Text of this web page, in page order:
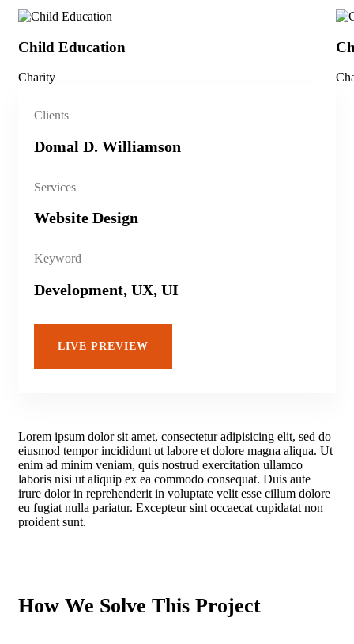
Child Education
Charity
Clients
Domal D. Williamson
Services
Website Design
Keyword
Development, UX, UI
LIVE PREVIEW
Lorem ipsum dolor sit amet, consectetur adipisicing elit, sed do
eiusmod tempor incididunt ut labore et dolore magna aliqua. Ut
enim ad minim veniam, quis nostrud exercitation ullamco
laboris nisi ut aliquip ex ea commodo consequat. Duis aute
irure dolor in reprehenderit in voluptate velit esse cillum dolore
eu fugiat nulla pariatur. Excepteur sint occaecat cupidatat non
proident sunt.
How We Solve This Project